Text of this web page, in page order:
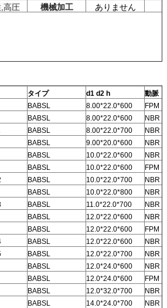
高圧 機械加工 ありません
タイプ d1 d2 h
動脈
BABSL 8.00*22.0*600
FPM
BABSL 8.00*22.0*600
NBR
BABSL 8.00*22.0*700
NBR
BABSL 9.00*20.0*600
NBR
BABSL 10.0*22.0*600
NBR
BABSL 10.0*22.0*600
FPM
BABSL 10.0*22.0*700
NBR
BABSL 10.0*22.0*800
NBR
BABSL 11.0*22.0*700
NBR
BABSL 12.0*22.0*600
NBR
BABSL 12.0*22.0*600
FPM
BABSL 12.0*22.0*600
NBR
BABSL 12.0*22.0*700
NBR
BABSL 12.0*24.0*600
NBR
BABSL 12.0*24.0*600
FPM
BABSL 12.0*32.0*700
NBR
BABSL 14.0*24.0*700 NBR